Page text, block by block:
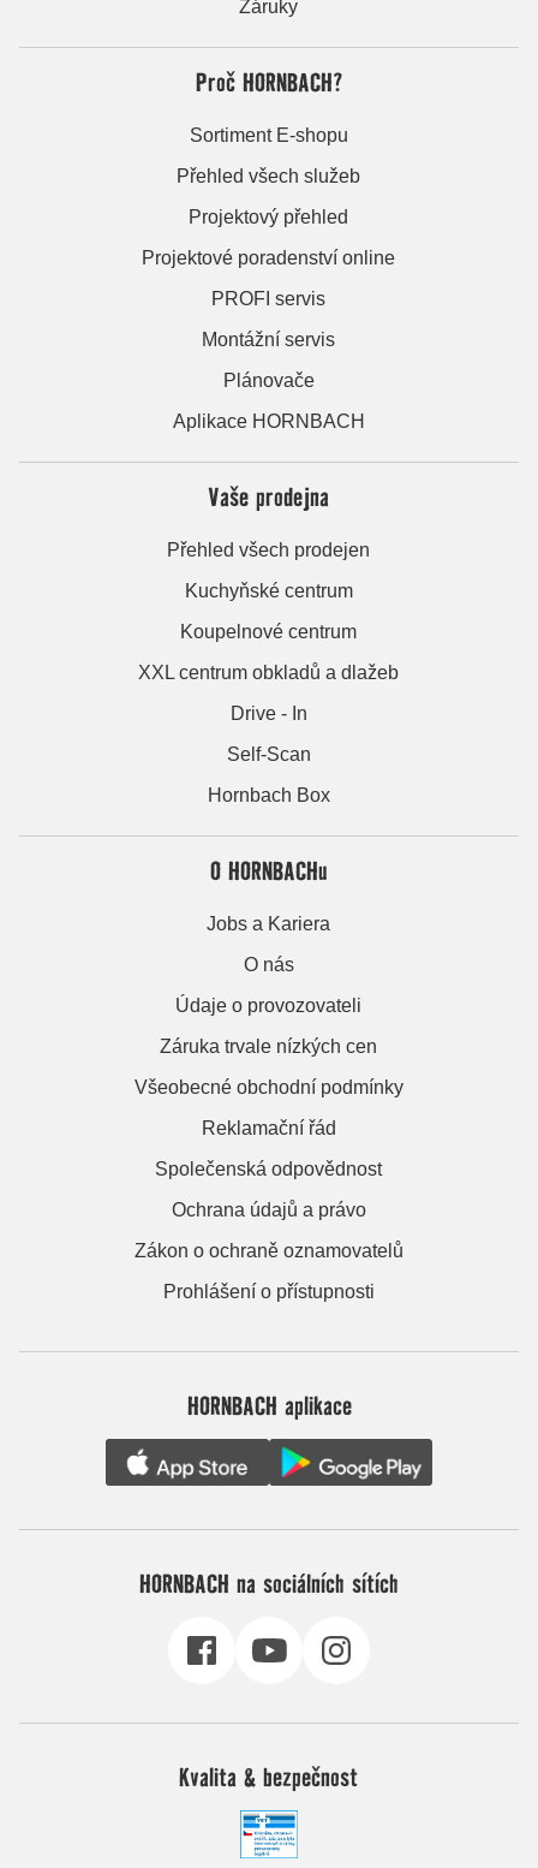
Záruky
Proč HORNBACH?
Sortiment E-shopu
Přehled všech služeb
Projektový přehled
Projektové poradenství online
PROFI servis
Montážní servis
Plánovače
Aplikace HORNBACH
Vaše prodejna
Přehled všech prodejen
Kuchyňské centrum
Koupelnové centrum
XXL centrum obkladů a dlažeb
Drive - In
Self-Scan
Hornbach Box
O HORNBACHu
Jobs a Kariera
O nás
Údaje o provozovateli
Záruka trvale nízkých cen
Všeobecné obchodní podmínky
Reklamační řád
Společenská odpovědnost
Ochrana údajů a právo
Zákon o ochraně oznamovatelů
Prohlášení o přístupnosti
HORNBACH aplikace
HORNBACH na sociálních sítích
Kvalita & bezpečnost